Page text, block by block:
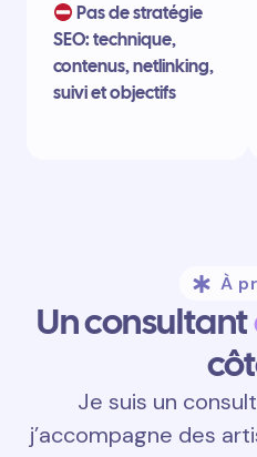
Pas de stratégie
SEO: technique,
contenus, netlinking,
suivi et objectifs
À
Un consultant
Je suis un
j’accompagne des